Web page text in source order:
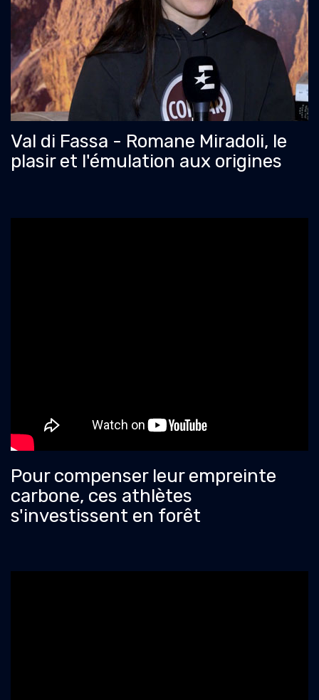
Val di Fassa - Romane Miradoli, le
plasir et l'émulation aux origines
Pour compenser leur empreinte
carbone, ces athlètes
s'investissent en forêt